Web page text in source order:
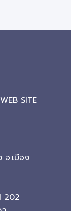
SITE
อ.เมือง
202